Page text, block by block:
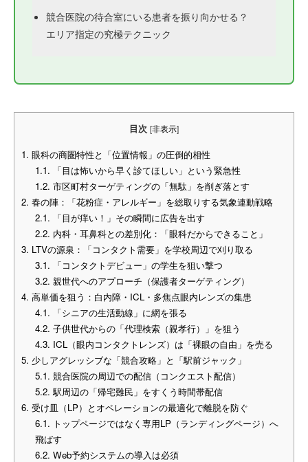
競合医院の待合室にいる患者を振り向かせる？
エリア指定の究極テクニック
目次 [非表示]
1. 眼科の商圏特性と「位置情報」の圧倒的相性
1.1. 「目は怖いから早く診てほしい」という緊急性
1.2. 市区町村ターゲティングの「無駄」を削ぎ落とす
2. 春の陣：「花粉症・アレルギー」を総取りする気象連動戦略
2.1. 「目が痒い！」その瞬間に広告を出す
2.2. 内科・耳鼻科との差別化：「眼科だからできること」
3. LTVの源泉：「コンタクト需要」を学校周辺で刈り取る
3.1. 「コンタクトデビュー」の学生を狙い撃つ
3.2. 親世代へのアプローチ（保護者ターゲティング）
4. 高単価を狙う：白内障・ICL・多焦点眼内レンズの集患
4.1. 「シニアの生活動線」に網を張る
4.2. 子供世代からの「代理検索（親孝行）」を狙う
4.3. ICL（眼内コンタクトレンズ）は「裸眼の自由」を売る
5. 少しアグレッシブな「競合攻略」と「駅前ジャック」
5.1. 競合医院の周辺での配信（コンクエスト配信）
5.2. 駅周辺の「帰宅難民」をすくう時間帯配信
6. 受け皿（LP）とオペレーションの最適化で離脱を防ぐ
6.1. トップページではなく専用LP（ランディングページ）へ
飛ばす
6.2. Web予約システムの導入は必須